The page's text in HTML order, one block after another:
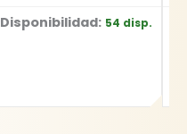
Ref: YT-5836
Disponibilidad: 54 disp.